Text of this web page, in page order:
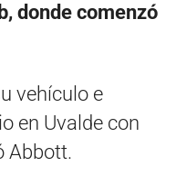
donde comenzó
vehículo e
en Uvalde con
Abbott.